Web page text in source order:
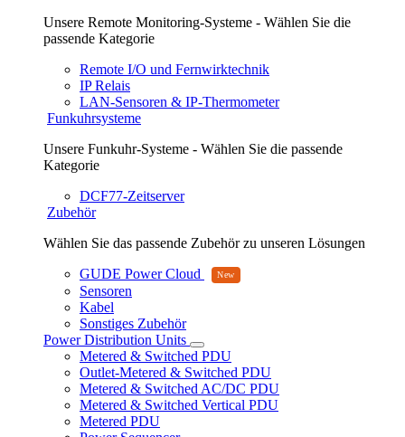
Unsere Remote Monitoring-Systeme - Wählen Sie die
passende Kategorie
Remote I/O und Fernwirktechnik
IP Relais
LAN-Sensoren & IP-Thermometer
Funkuhrsysteme
Unsere Funkuhr-Systeme - Wählen Sie die passende
Kategorie
DCF77-Zeitserver
Zubehör
Wählen Sie das passende Zubehör zu unseren Lösungen
GUDE Power Cloud
Sensoren
Kabel
Sonstiges Zubehör
Power Distribution Units
Metered & Switched PDU
Outlet-Metered & Switched PDU
Metered & Switched AC/DC PDU
Metered & Switched Vertical PDU
Metered PDU